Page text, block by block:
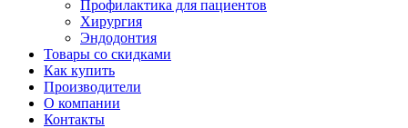
Профилактика для пациентов
Хирургия
Эндодонтия
Товары со скидками
Как купить
Производители
О компании
Контакты